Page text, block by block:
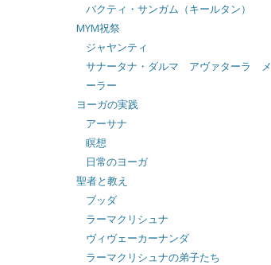
バクティ・サンガム（キールタン）
MYM祝祭
ジャヤンティ
サナータナ・ダルマ アヴァターラ メ
ーラー
ヨーガの実践
アーサナ
瞑想
日常のヨーガ
聖者と教え
ブッダ
ラーマクリシュナ
ヴィヴェーカーナンダ
ラーマクリシュナの弟子たち